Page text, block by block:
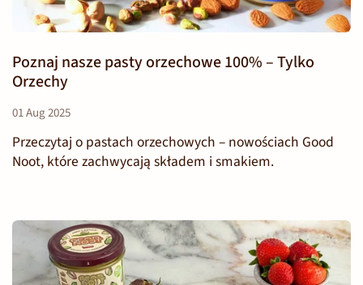
Poznaj nasze pasty orzechowe 100% – Tylko
Orzechy
01 Aug 2025
Przeczytaj o pastach orzechowych – nowościach Good
Noot, które zachwycają składem i smakiem.